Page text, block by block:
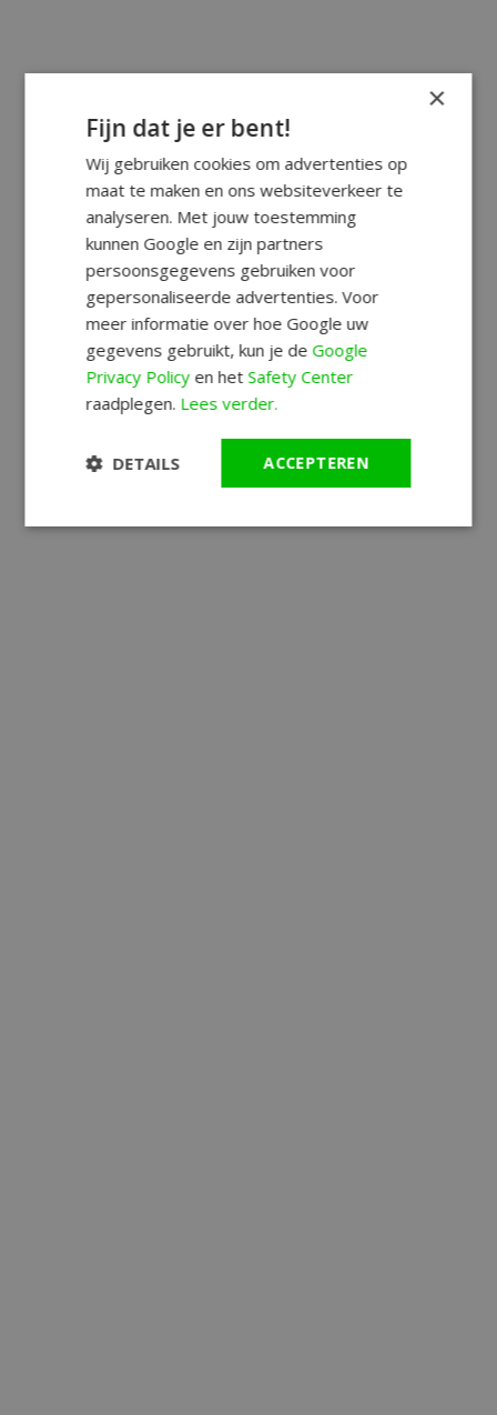
×
Fijn dat je er bent!
Wij gebruiken cookies om advertenties op
maat te maken en ons websiteverkeer te
analyseren. Met jouw toestemming
kunnen Google en zijn partners
persoonsgegevens gebruiken voor
gepersonaliseerde advertenties. Voor
meer informatie over hoe Google uw
gegevens gebruikt, kun je deGoogle
Privacy Policyen hetSafety Center
raadplegen. Lees verder.
ACCEPTEREN
DETAILS